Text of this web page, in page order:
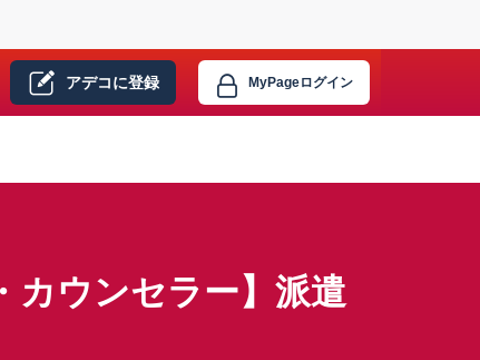
アデコに登録 MyPageログイン
カウンセラー】派遣